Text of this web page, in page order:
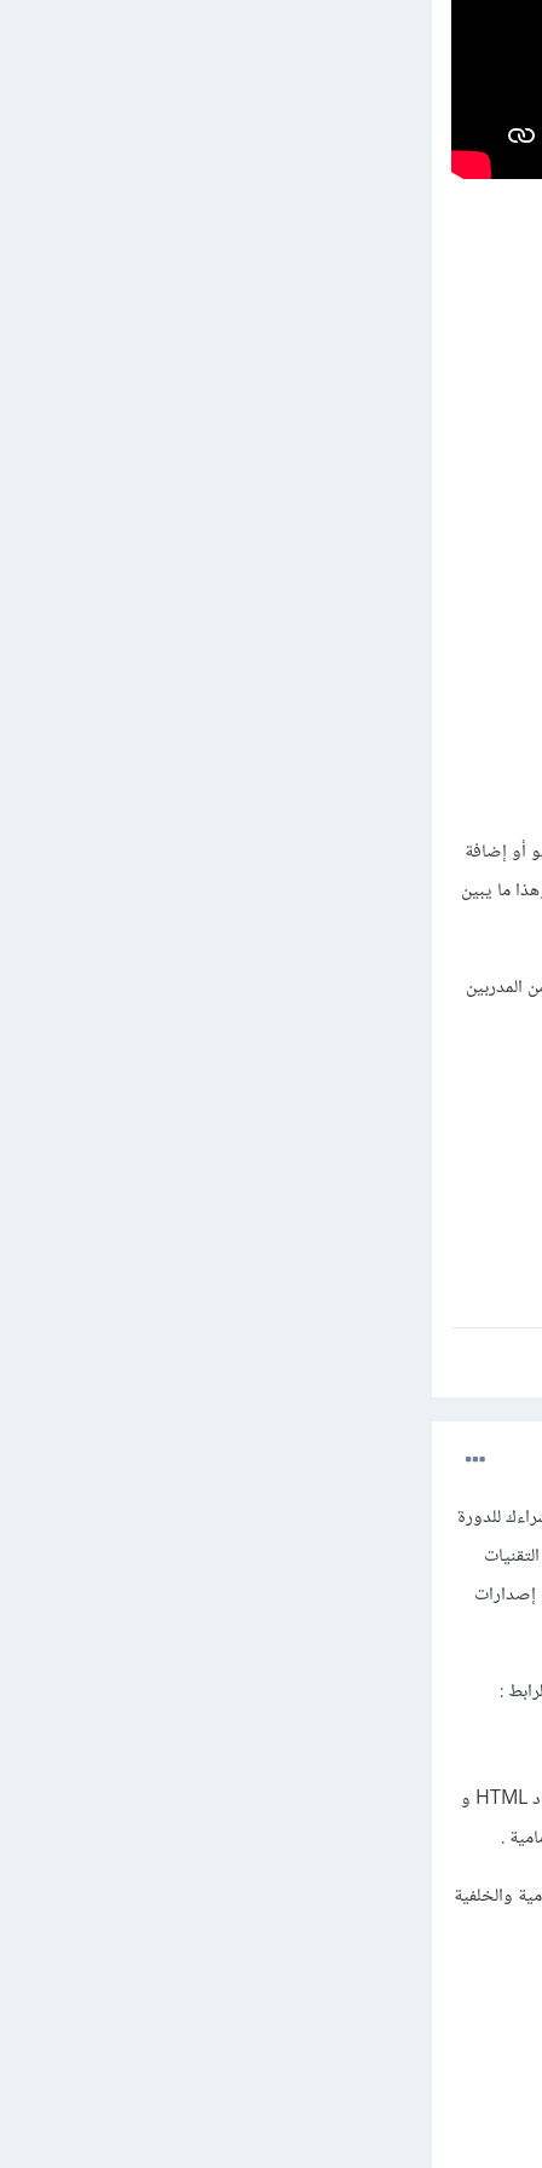
أو إضافة
ما يبين
المدربين
للدورة
:
ثانيا إذا أردت أن تصبح مطور واجهات أمامية ولكن لمواقع ثابته مثل تحويل تصميمات Figma وغيرها إلى أكواد HTML و
والخلفية